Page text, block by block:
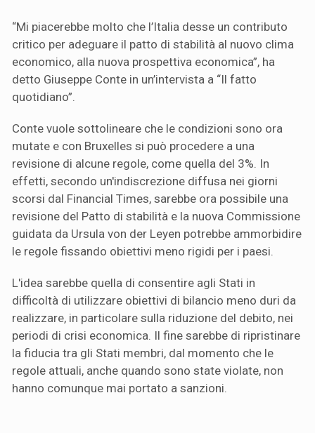
“Mi piacerebbe molto che l’Italia desse un contributo
critico per adeguare il patto di stabilità al nuovo clima
economico, alla nuova prospettiva economica”, ha
detto Giuseppe Conte in un’intervista a “Il fatto
quotidiano”.
Conte vuole sottolineare che le condizioni sono ora
mutate e con Bruxelles si può procedere a una
revisione di alcune regole, come quella del 3%. In
effetti, secondo un'indiscrezione diffusa nei giorni
scorsi dal Financial Times, sarebbe ora possibile una
revisione del Patto di stabilità e la nuova Commissione
guidata da Ursula von der Leyen potrebbe ammorbidire
le regole fissando obiettivi meno rigidi per i paesi.
L'idea sarebbe quella di consentire agli Stati in
difficoltà di utilizzare obiettivi di bilancio meno duri da
realizzare, in particolare sulla riduzione del debito, nei
periodi di crisi economica. Il fine sarebbe di ripristinare
la fiducia tra gli Stati membri, dal momento che le
regole attuali, anche quando sono state violate, non
hanno comunque mai portato a sanzioni.